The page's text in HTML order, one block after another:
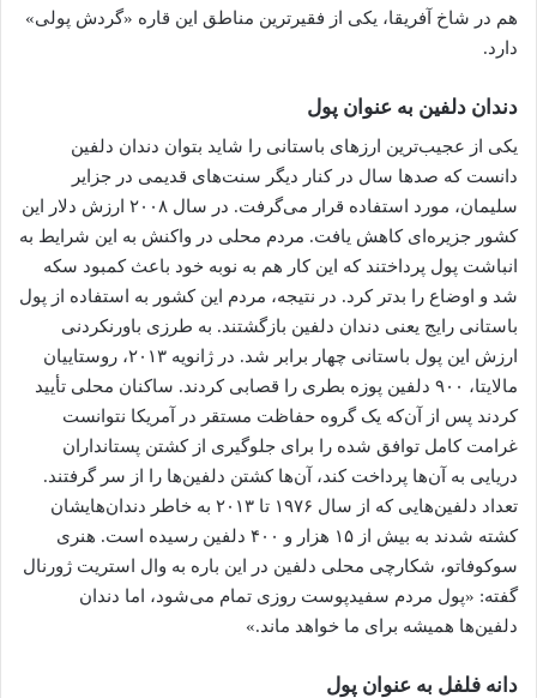
هم در شاخ آفریقا، یکی از فقیرترین مناطق این قاره «گردش پولی»
دارد.
دندان دلفین به عنوان پول
یکی از عجیب‌ترین ارزهای باستانی را شاید بتوان دندان دلفین
دانست که صدها سال در کنار دیگر سنت‌های قدیمی در جزایر
سلیمان، مورد استفاده قرار می‌گرفت. در سال ۲۰۰۸ ارزش دلار این
کشور جزیره‌ای کاهش یافت. مردم محلی در واکنش به این شرایط به
انباشت پول پرداختند که این کار هم به نوبه خود باعث کمبود سکه
شد و اوضاع را بدتر کرد. در نتیجه، مردم این کشور به استفاده از پول
باستانی رایج یعنی دندان دلفین بازگشتند. به طرزی باورنکردنی
ارزش این پول باستانی چهار برابر شد. در ژانویه ۲۰۱۳، روستاییان
مالایتا، ۹۰۰ دلفین پوزه بطری را قصابی کردند. ساکنان محلی تأیید
کردند پس از آن‌که یک گروه حفاظت مستقر در آمریکا نتوانست
غرامت کامل توافق شده را برای جلوگیری از کشتن پستانداران
دریایی به آن‌ها پرداخت کند، آن‌ها کشتن دلفین‌ها را از سر گرفتند.
تعداد دلفین‌هایی که از سال ۱۹۷۶ تا ۲۰۱۳ به خاطر دندان‌هایشان
کشته شدند به بیش از ۱۵ هزار و ۴۰۰ دلفین رسیده است. هنری
سوکوفاتو، شکارچی محلی دلفین در این باره به وال استریت ژورنال
گفته: «پول مردم سفیدپوست روزی تمام می‌شود، اما دندان
دلفین‌ها همیشه برای ما خواهد ماند.»
دانه فلفل به عنوان پول